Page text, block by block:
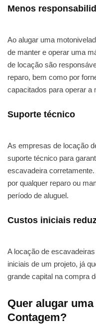
Menos
Ao alugar uma
de manter e operar uma
de locação são
reparo, bem como por
capacitados para operar a
Suporte técnico
As empresas de locação
suporte técnico para
escavadeira
por qualquer reparo ou
período de aluguel.
Custos iniciais
A locação de
iniciais de um projeto, já
grande capital na compra
Quer alugar
Contagem?